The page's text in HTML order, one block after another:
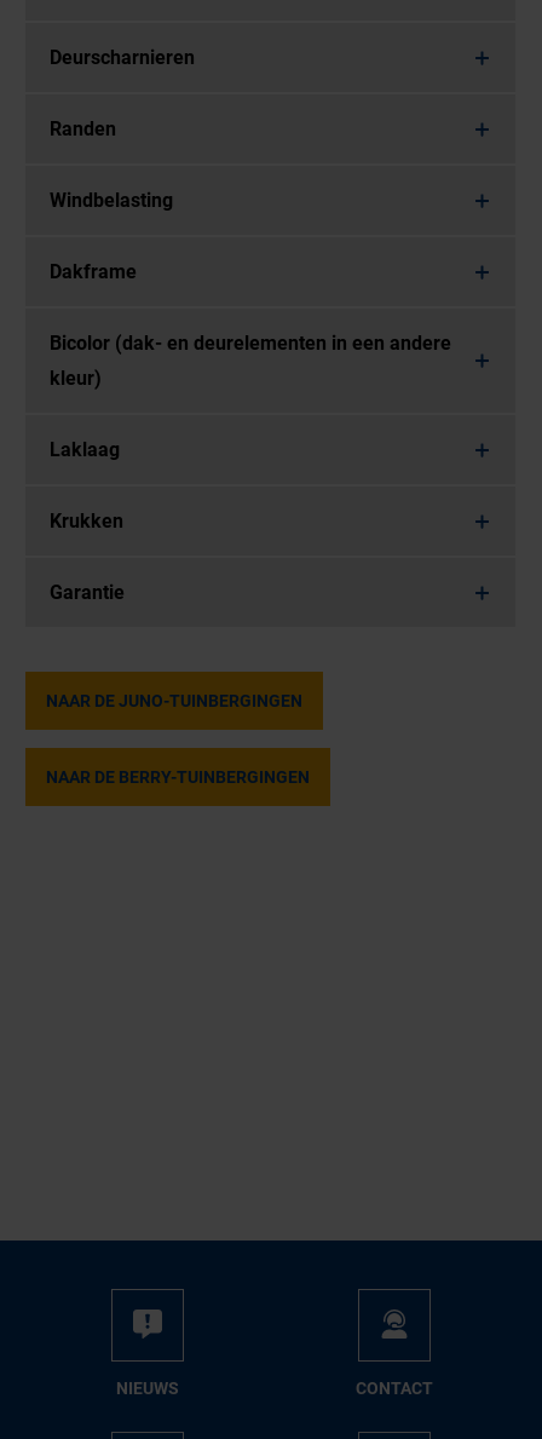
Deurscharnieren
Randen
Windbelasting
Dakframe
Bicolor (dak- en deurelementen in een andere
kleur)
Laklaag
Krukken
Garantie
NAAR DE JUNO-TUINBERGINGEN
NAAR DE BERRY-TUINBERGINGEN
NIEUWS CON­TACT